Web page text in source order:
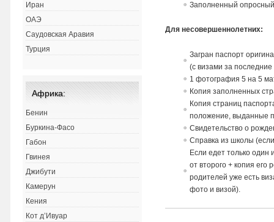
Заполненный
Для несовершеннолетних:
Загран паспорт оригина
(свизами за
1 фотография 5на 5
Копия заполненных
Копия страниц
положение,выданные
Свидетельство о
Справка из школы
Если едет только
отвторого + копия его
родителей уже есть
фото и визой).
Иран
ОАЭ
Саудовская Аравия
Турция
Африка:
Бенин
Буркина-Фасо
Габон
Гвинея
Джибути
Камерун
Кения
Кот д’Ивуар